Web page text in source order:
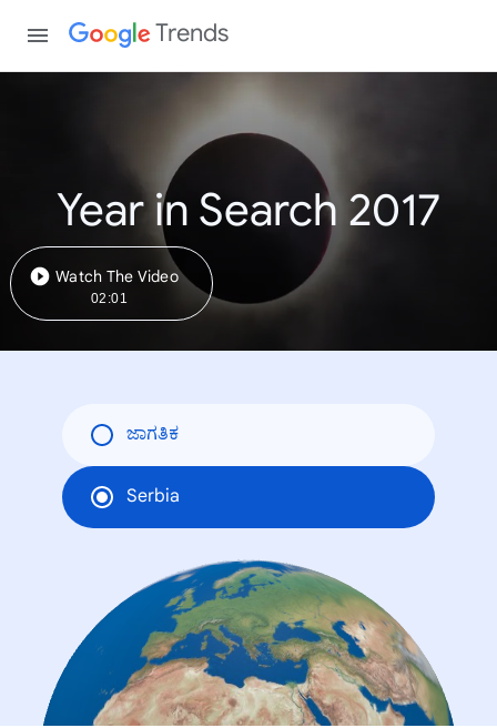
Trends
Year in Search 2017
Watch The Video
02:01
ಜಾಗತಿಕ
Serbia